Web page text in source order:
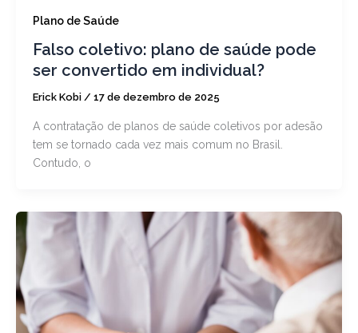
Plano de Saúde
Falso coletivo: plano de saúde pode
ser convertido em individual?
Erick Kobi / 17 de dezembro de 2025
A contratação de planos de saúde coletivos por adesão
tem se tornado cada vez mais comum no Brasil.
Contudo, o